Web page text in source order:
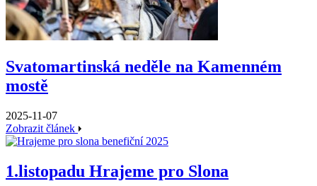
Svatomartinská neděle na Kamenném
mostě
2025-11-07
Zobrazit článek
1.listopadu Hrajeme pro Slona